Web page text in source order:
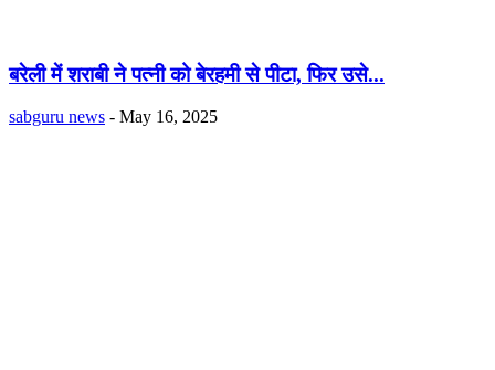
बरेली में शराबी ने पत्नी को बेरहमी से पीटा, फिर उसे...
sabguru news - May 16, 2025